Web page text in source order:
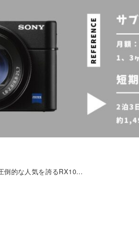
倒的な人気を誇るRX10…